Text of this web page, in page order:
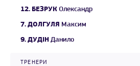
12. БЕЗРУК Олександр
7. ДОЛГУЛЯ Максим
9. ДУДІН Данило
ТРЕНЕРИ